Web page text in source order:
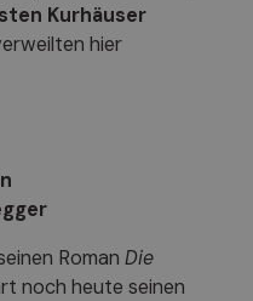
Kurhäuser
hier
Roman Die
noch heute seinen